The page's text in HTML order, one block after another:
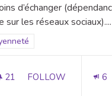
d’échanger
sur les réseaux sociaux)....
Numérique et
21 21 FOLLOWERS
FOLLOW 6